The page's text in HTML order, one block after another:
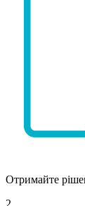
Отримайте
2